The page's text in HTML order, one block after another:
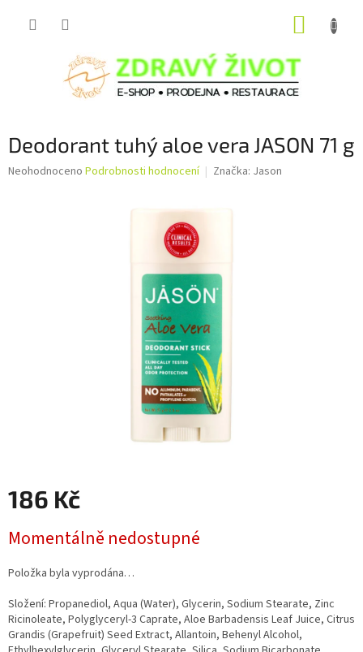
Deodorant tuhý aloe vera JASON 71 g
Průměrné
Neohodnoceno Podrobnosti hodnocení Značka: Jason
186 Kč
cena:
Momentálně nedostupné
Položka byla vyprodána…
Složení: Propanediol, Aqua (Water), Glycerin, Sodium Stearate, Zinc
Ricinoleate, Polyglyceryl-3 Caprate, Aloe Barbadensis Leaf Juice, Citrus
Grandis (Grapefruit) Seed Extract, Allantoin, Behenyl Alcohol,